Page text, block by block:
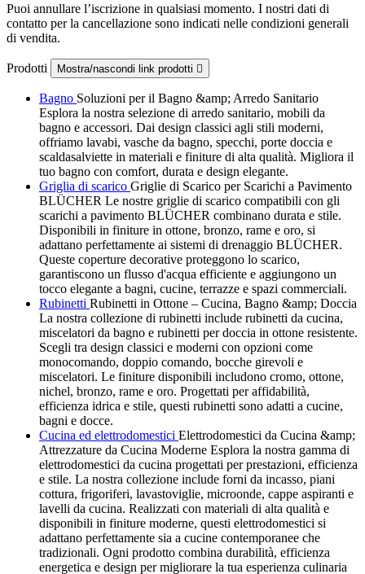
Puoi annullare l’iscrizione in qualsiasi momento. I nostri dati di
contatto per la cancellazione sono indicati nelle condizioni generali
di vendita.
Prodotti Mostra/nascondi link prodotti 
Bagno Soluzioni per il Bagno &amp; Arredo Sanitario
Esplora la nostra selezione di arredo sanitario, mobili da
bagno e accessori. Dai design classici agli stili moderni,
offriamo lavabi, vasche da bagno, specchi, porte doccia e
scaldasalviette in materiali e finiture di alta qualità. Migliora il
tuo bagno con comfort, durata e design elegante.
Griglia di scarico Griglie di Scarico per Scarichi a Pavimento
BLÜCHER Le nostre griglie di scarico compatibili con gli
scarichi a pavimento BLÜCHER combinano durata e stile.
Disponibili in finiture in ottone, bronzo, rame e oro, si
adattano perfettamente ai sistemi di drenaggio BLÜCHER.
Queste coperture decorative proteggono lo scarico,
garantiscono un flusso d'acqua efficiente e aggiungono un
tocco elegante a bagni, cucine, terrazze e spazi commerciali.
Rubinetti Rubinetti in Ottone – Cucina, Bagno &amp; Doccia
La nostra collezione di rubinetti include rubinetti da cucina,
miscelatori da bagno e rubinetti per doccia in ottone resistente.
Scegli tra design classici e moderni con opzioni come
monocomando, doppio comando, bocche girevoli e
miscelatori. Le finiture disponibili includono cromo, ottone,
nichel, bronzo, rame e oro. Progettati per affidabilità,
efficienza idrica e stile, questi rubinetti sono adatti a cucine,
bagni e docce.
Cucina ed elettrodomestici Elettrodomestici da Cucina &amp;
Attrezzature da Cucina Moderne Esplora la nostra gamma di
elettrodomestici da cucina progettati per prestazioni, efficienza
e stile. La nostra collezione include forni da incasso, piani
cottura, frigoriferi, lavastoviglie, microonde, cappe aspiranti e
lavelli da cucina. Realizzati con materiali di alta qualità e
disponibili in finiture moderne, questi elettrodomestici si
adattano perfettamente sia a cucine contemporanee che
tradizionali. Ogni prodotto combina durabilità, efficienza
energetica e design per migliorare la tua esperienza culinaria